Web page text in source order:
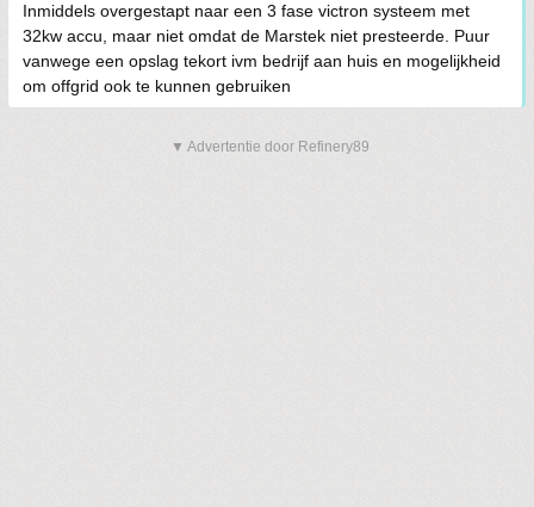
Inmiddels overgestapt naar een 3 fase victron systeem met
32kw accu, maar niet omdat de Marstek niet presteerde. Puur
vanwege een opslag tekort ivm bedrijf aan huis en mogelijkheid
om offgrid ook te kunnen gebruiken
▼ Advertentie door Refinery89